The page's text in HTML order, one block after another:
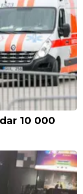
10 000